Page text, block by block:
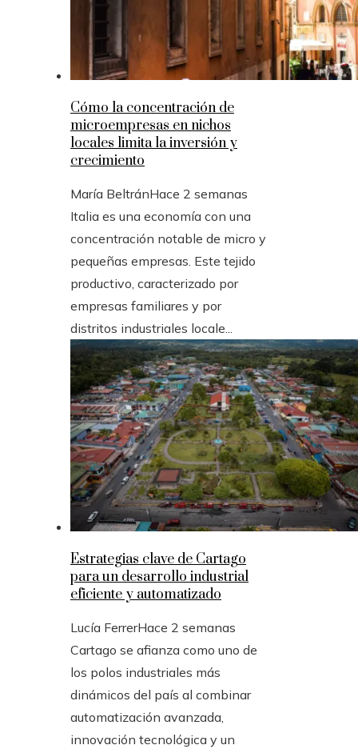
Cómo la concentración de
microempresas en nichos
locales limita la inversión y
crecimiento
María BeltránHace 2 semanas
Italia es una economía con una
concentración notable de micro y
pequeñas empresas. Este tejido
productivo, caracterizado por
empresas familiares y por
distritos industriales locale...
Estrategias clave de Cartago
para un desarrollo industrial
eficiente y automatizado
Lucía FerrerHace 2 semanas
Cartago se afianza como uno de
los polos industriales más
dinámicos del país al combinar
automatización avanzada,
innovación tecnológica y un